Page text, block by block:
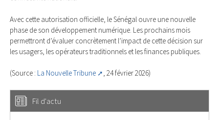
Avec cette autorisation officielle, le Sénégal ouvre une nouvelle
phase de son développement numérique. Les prochains mois
permettront d’évaluer concrètement l’impact de cette décision sur
les usagers, les opérateurs traditionnels et les finances publiques.
(Source : La Nouvelle Tribune , 24 février 2026)
Fil d'actu